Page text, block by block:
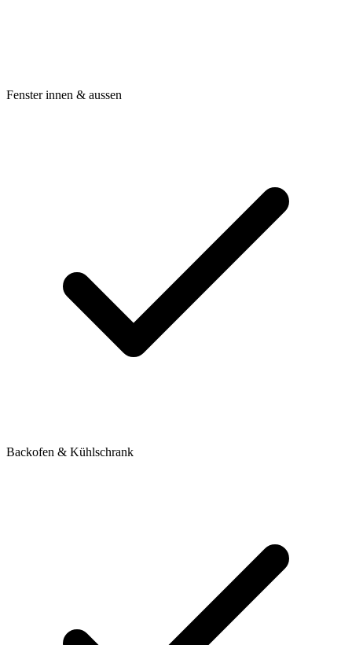
Fenster innen & aussen
Backofen & Kühlschrank